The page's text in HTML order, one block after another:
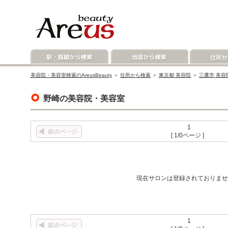
美容院・美容室検索のAreusBeauty ＞ 住所から検索 ＞ 東京都 美容院 ＞ 三鷹市 美容
野崎の美容院・美容室
1
[ 1/0ページ ]
現在サロンは登録されておりま
1